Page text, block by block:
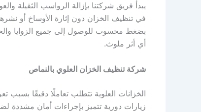
يبدأ فريق شركتنا بإزالة الرواسب الثقيلة
في تنظيف الخزان دون إثارة الأوساخ أو
بضغط محسوب للوصول إلى جميع الزوايا
أي أثر ملوث.
شركة تنظيف الخزان العلوي بالنماص
الخزانات العلوية تتطلب تعاملًا دقيقًا بسبب
زيارات دورية تتميز بإجراءات أمان مشددة